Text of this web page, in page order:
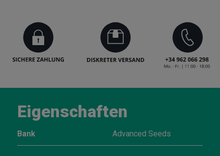
Eigenschaften
Bank Advanced Seeds